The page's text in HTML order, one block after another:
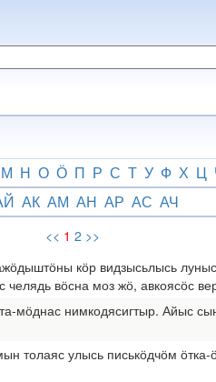
М Н О Ӧ П Р С Т У Ф Х Ц
АК АМ АН АР АС АЧ
<< 1 2 >>
кӧр видзысьлысь
вӧсна моз жӧ, авкоясӧс
мӧднас нимкодясигтыр.
толаяс улысь писькӧдчӧм